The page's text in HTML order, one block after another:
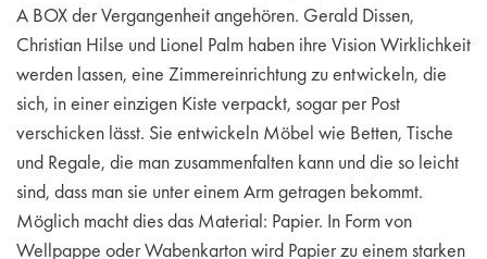
A BOX der Vergangenheit angehören. Gerald Dissen,
Christian Hilse und Lionel Palm haben ihre Vision Wirklichkeit
werden lassen, eine Zimmereinrichtung zu entwickeln, die
sich, in einer einzigen Kiste verpackt, sogar per Post
verschicken lässt. Sie entwickeln Möbel wie Betten, Tische
und Regale, die man zusammenfalten kann und die so leicht
sind, dass man sie unter einem Arm getragen bekommt.
Möglich macht dies das Material: Papier. In Form von
Wellpappe oder Wabenkarton wird Papier zu einem starken